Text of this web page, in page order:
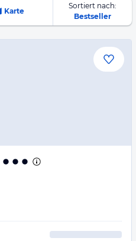
Karte
Sortiert nach:
Bestseller